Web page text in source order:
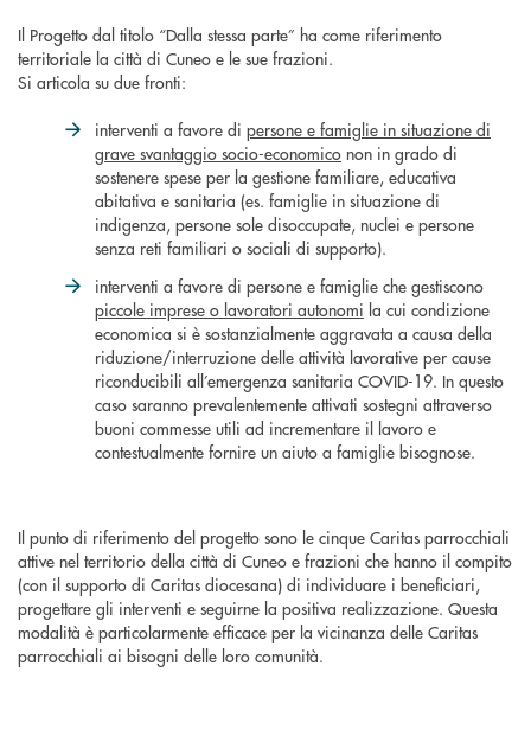
Il Progetto dal titolo “Dalla stessa parte” ha come riferimento
territoriale la città di Cuneo e le sue frazioni.
Si articola su due fronti:
interventi a favore di persone e famiglie in situazione di
grave svantaggio socio-economico non in grado di
sostenere spese per la gestione familiare, educativa
abitativa e sanitaria (es. famiglie in situazione di
indigenza, persone sole disoccupate, nuclei e persone
senza reti familiari o sociali di supporto).
interventi a favore di persone e famiglie che gestiscono
piccole imprese o lavoratori autonomi la cui condizione
economica si è sostanzialmente aggravata a causa della
riduzione/interruzione delle attività lavorative per cause
riconducibili all’emergenza sanitaria COVID-19. In questo
caso saranno prevalentemente attivati sostegni attraverso
buoni commesse utili ad incrementare il lavoro e
contestualmente fornire un aiuto a famiglie bisognose.
Il punto di riferimento del progetto sono le cinque Caritas parrocchiali
attive nel territorio della città di Cuneo e frazioni che hanno il compito
(con il supporto di Caritas diocesana) di individuare i beneficiari,
progettare gli interventi e seguirne la positiva realizzazione. Questa
modalità è particolarmente efficace per la vicinanza delle Caritas
parrocchiali ai bisogni delle loro comunità.